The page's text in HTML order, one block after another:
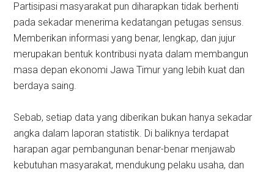
Partisipasi masyarakat pun diharapkan tidak berhenti
pada sekadar menerima kedatangan petugas sensus.
Memberikan informasi yang benar, lengkap, dan jujur
merupakan bentuk kontribusi nyata dalam membangun
masa depan ekonomi Jawa Timur yang lebih kuat dan
berdaya saing.
Sebab, setiap data yang diberikan bukan hanya sekadar
angka dalam laporan statistik. Di baliknya terdapat
harapan agar pembangunan benar-benar menjawab
kebutuhan masyarakat, mendukung pelaku usaha, dan